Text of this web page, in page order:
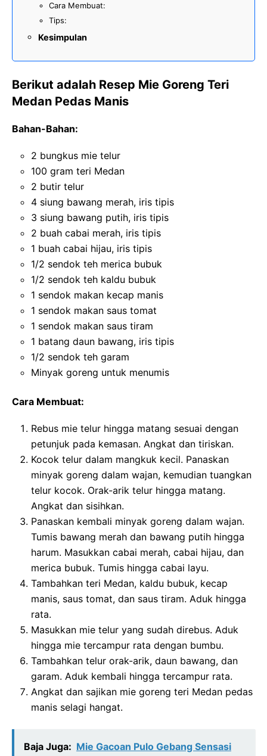
Cara Membuat:
Tips:
Kesimpulan
Berikut adalah Resep Mie Goreng Teri
Medan Pedas Manis
Bahan-Bahan:
2 bungkus mie telur
100 gram teri Medan
2 butir telur
4 siung bawang merah, iris tipis
3 siung bawang putih, iris tipis
2 buah cabai merah, iris tipis
1 buah cabai hijau, iris tipis
1/2 sendok teh merica bubuk
1/2 sendok teh kaldu bubuk
1 sendok makan kecap manis
1 sendok makan saus tomat
1 sendok makan saus tiram
1 batang daun bawang, iris tipis
1/2 sendok teh garam
Minyak goreng untuk menumis
Cara Membuat:
Rebus mie telur hingga matang sesuai dengan
petunjuk pada kemasan. Angkat dan tiriskan.
Kocok telur dalam mangkuk kecil. Panaskan
minyak goreng dalam wajan, kemudian tuangkan
telur kocok. Orak-arik telur hingga matang.
Angkat dan sisihkan.
Panaskan kembali minyak goreng dalam wajan.
Tumis bawang merah dan bawang putih hingga
harum. Masukkan cabai merah, cabai hijau, dan
merica bubuk. Tumis hingga cabai layu.
Tambahkan teri Medan, kaldu bubuk, kecap
manis, saus tomat, dan saus tiram. Aduk hingga
rata.
Masukkan mie telur yang sudah direbus. Aduk
hingga mie tercampur rata dengan bumbu.
Tambahkan telur orak-arik, daun bawang, dan
garam. Aduk kembali hingga tercampur rata.
Angkat dan sajikan mie goreng teri Medan pedas
manis selagi hangat.
Baja Juga: Mie Gacoan Pulo Gebang Sensasi